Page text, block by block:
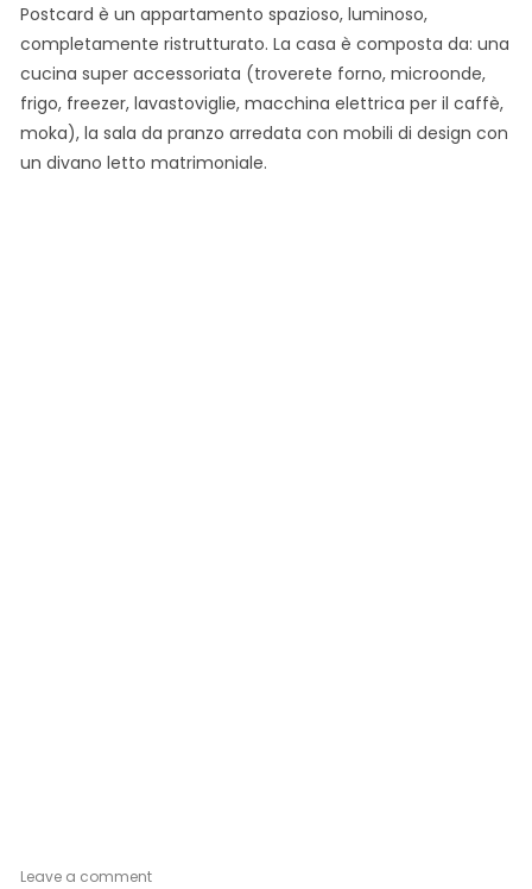
Postcard è un appartamento spazioso, luminoso,
completamente ristrutturato. La casa è composta da: una
cucina super accessoriata (troverete forno, microonde,
frigo, freezer, lavastoviglie, macchina elettrica per il caffè,
moka), la sala da pranzo arredata con mobili di design con
un divano letto matrimoniale.
Leave a commenton